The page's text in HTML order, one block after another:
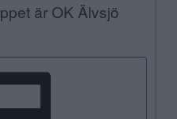
är OK Älvsjö